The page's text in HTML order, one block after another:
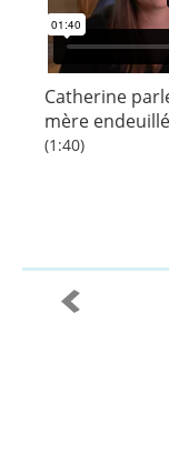
Catherine
mère
(1:40)